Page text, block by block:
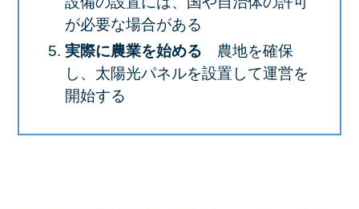
が必要な場合がある
実際に農業を始める
農地を確保
し、太陽光パネルを設置して運営を
開始する